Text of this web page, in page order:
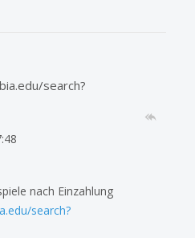
search?
nach Einzahlung
search?